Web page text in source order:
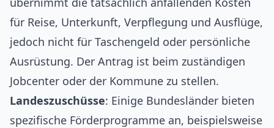
für Reise, Unterkunft, Verpflegung und Ausflüge,
jedoch nicht für Taschengeld oder persönliche
Ausrüstung. Der Antrag ist beim zuständigen
Jobcenter oder der Kommune zu stellen.
Landeszuschüsse: Einige Bundesländer bieten
spezifische Förderprogramme an, beispielsweise